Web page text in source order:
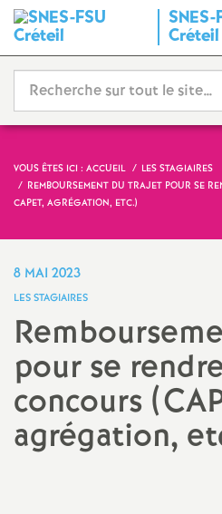
SNES-
Créteil
VOUS ÊTES ICI : ACCUEIL
LES STAGIAIRES
REMBOURSEMENT DU TRAJET POUR SE
CAPET, AGRÉGATION, ETC.)
8 MAI 2023
LES STAGIAIRES
pour se
concours (
agrégation,